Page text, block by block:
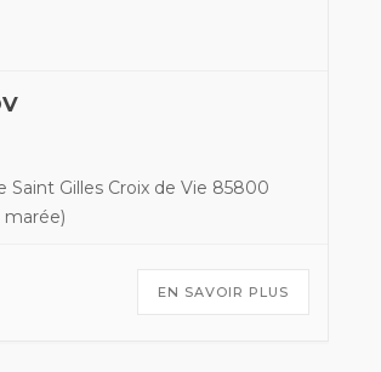
Saint Gilles Croix de Vie 85800
marée)
EN SAVOIR PLUS